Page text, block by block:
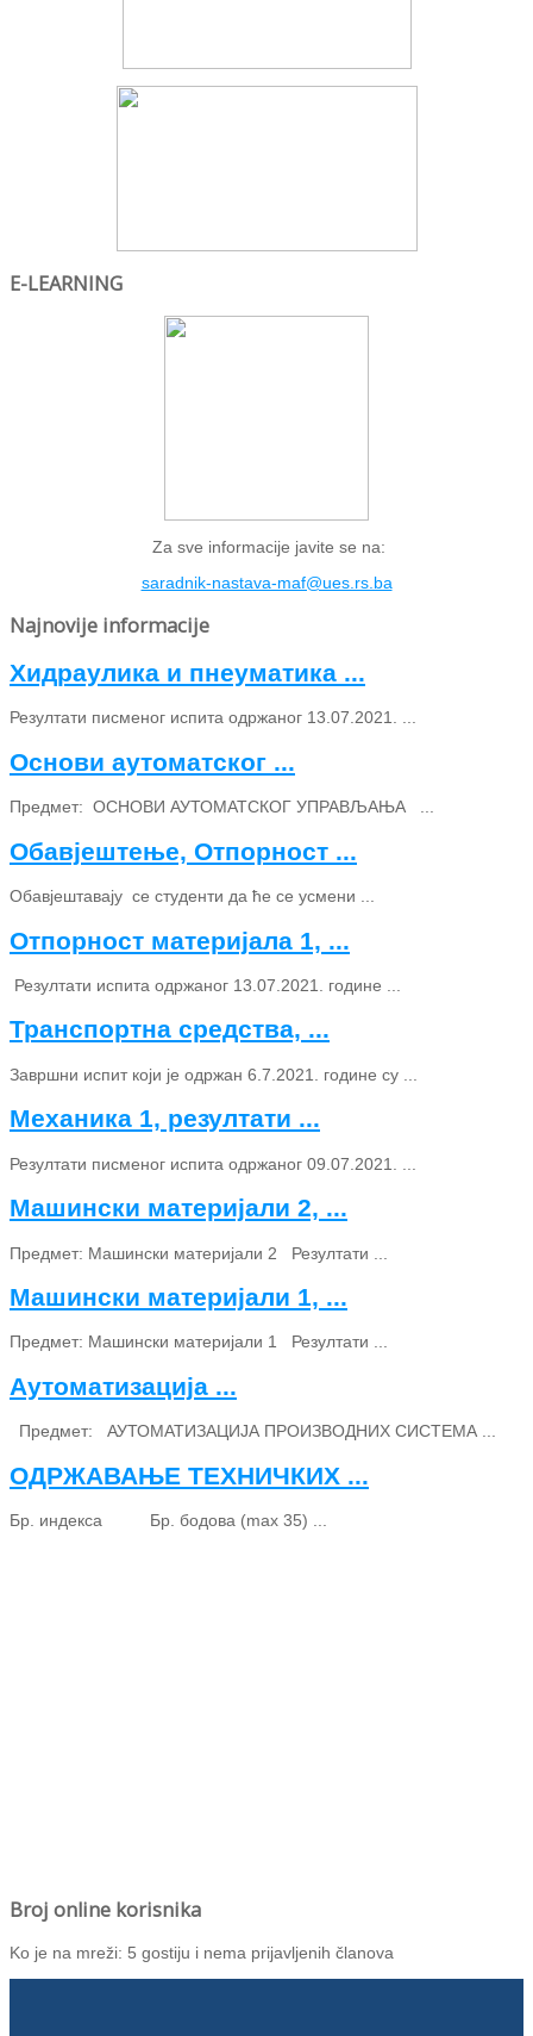
E-LEARNING
Za sve informacije javite se na:
saradnik-nastava-maf@ues.rs.ba
Najnovije informacije
Хидраулика и пнеуматика ...
Резултати писменог испита одржаног 13.07.2021. ...
Основи аутоматског ...
Предмет: ОСНОВИ АУТОМАТСКОГ УПРАВЉАЊА ...
Обавјештење, Отпорност ...
Обавјештавају се студенти да ће се усмени ...
Отпорност материјала 1, ...
Резултати испита одржаног 13.07.2021. године ...
Транспортна средства, ...
Завршни испит који је одржан 6.7.2021. године су ...
Механика 1, резултати ...
Резултати писменог испита одржаног 09.07.2021. ...
Машински материјали 2, ...
Предмет: Машински материјали 2 Резултати ...
Машински материјали 1, ...
Предмет: Машински материјали 1 Резултати ...
Аутоматизација ...
Предмет: АУТОМАТИЗАЦИЈА ПРОИЗВОДНИХ СИСТЕМА ...
ОДРЖАВАЊЕ ТЕХНИЧКИХ ...
Бр. индекса Бр. бодова (max 35) ...
Broj online korisnika
Ko je na mreži: 5 gostiju i nema prijavljenih članova